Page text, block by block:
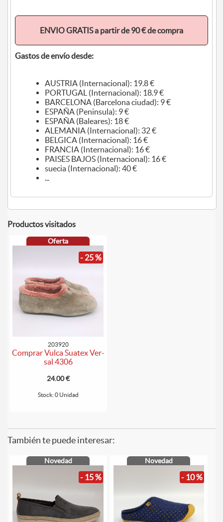
ENVIO GRATIS a partir de 90 € de compra
Gastos de envío desde:
AUSTRIA (Internacional): 19.8 €
PORTUGAL (Internacional): 18.9 €
BARCELONA (Barcelona ciudad): 9 €
ESPAÑA (Peninsula): 9 €
ESPAÑA (Baleares): 18 €
ALEMANIA (Internacional): 32 €
BELGICA (Internacional): 16 €
FRANCIA (Internacional): 16 €
PAISES BAJOS (Internacional): 16 €
suecia (Internacional): 40 €
...
Productos visitados
Oferta
- 25 %
203920
Comprar Vulca Suatex Ver-
sal 4306
24.00 €
Stock: 0 Unidad
También te puede interesar:
Novedad
- 15 %
Novedad
- 10 %